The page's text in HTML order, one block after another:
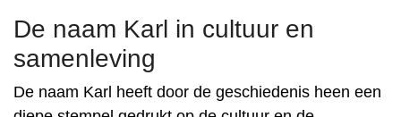
De naam Karl in cultuur en
samenleving
De naam Karl heeft door de geschiedenis heen een